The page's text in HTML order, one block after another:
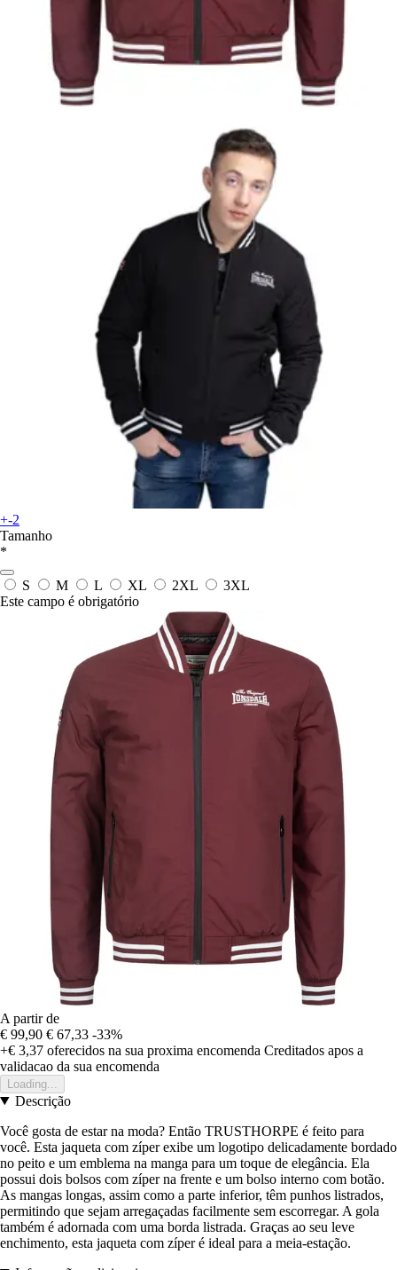
+-2
Tamanho
*
S M L XL 2XL
3XL
Este campo é obrigatório
A partir de
€ 99,90 € 67,33 -33%
+€ 3,37 oferecidos na sua proxima encomenda Creditados apos a
validacao da sua encomenda
Loading...
Descrição
Você gosta de estar na moda? Então TRUSTHORPE é feito para
você. Esta jaqueta com zíper exibe um logotipo delicadamente bordado
no peito e um emblema na manga para um toque de elegância. Ela
possui dois bolsos com zíper na frente e um bolso interno com botão.
As mangas longas, assim como a parte inferior, têm punhos listrados,
permitindo que sejam arregaçadas facilmente sem escorregar. A gola
também é adornada com uma borda listrada. Graças ao seu leve
enchimento, esta jaqueta com zíper é ideal para a meia-estação.